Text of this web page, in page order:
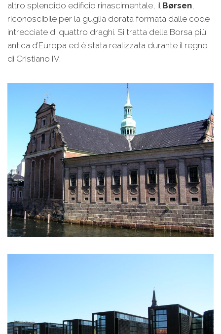
altro splendido edificio rinascimentale, il Børsen,
riconoscibile per la guglia dorata formata dalle code
intrecciate di quattro draghi. Si tratta della Borsa più
antica d’Europa ed è stata realizzata durante il regno
di Cristiano IV.